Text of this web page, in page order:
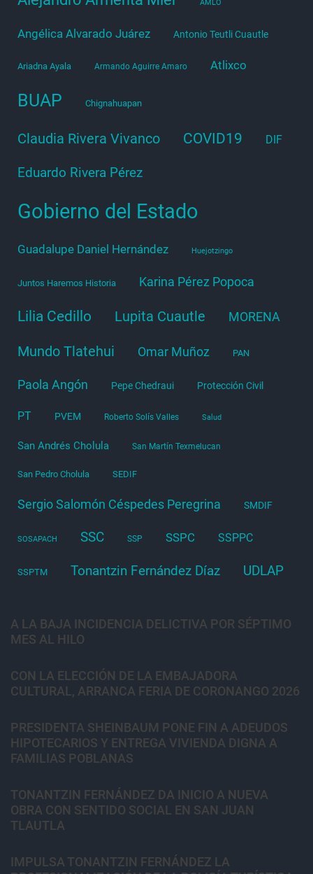
AMLO
Angélica Alvarado Juárez Antonio Teutli Cuautle
Ariadna Ayala Armando Aguirre Amaro Atlixco
BUAP Chignahuapan
Claudia Rivera Vivanco COVID19 DIF
Eduardo Rivera Pérez
Gobierno del Estado
Guadalupe Daniel Hernández Huejotzingo
Juntos Haremos Historia Karina Pérez Popoca
Lilia Cedillo Lupita Cuautle MORENA
Mundo Tlatehui Omar Muñoz PAN
Paola Angón Pepe Chedraui Protección Civil
PT PVEM Roberto Solís Valles Salud
San Andrés Cholula San Martín Texmelucan
San Pedro Cholula SEDIF
Sergio Salomón Céspedes Peregrina SMDIF
SOSAPACH SSC SSP SSPC SSPPC
SSPTM Tonantzin Fernández Díaz UDLAP
A LA BAJA INCIDENCIA DELICTIVA POR SÉPTIMO
MES AL HILO
CON LA ELECCIÓN DE LA EMBAJADORA
CULTURAL, ARRANCA FERIA DE CORONANGO 2026
PRESIDENTA SHEINBAUM PONE FIN A ADEUDOS
HIPOTECARIOS Y ENTREGA VIVIENDA DIGNA A
FAMILIAS POBLANAS
TONANTZIN FERNÁNDEZ DA INICIO A NUEVA
OBRA CON SENTIDO SOCIAL EN SAN JUAN
TLAUTLA
IMPULSA TONANTZIN FERNÁNDEZ LA